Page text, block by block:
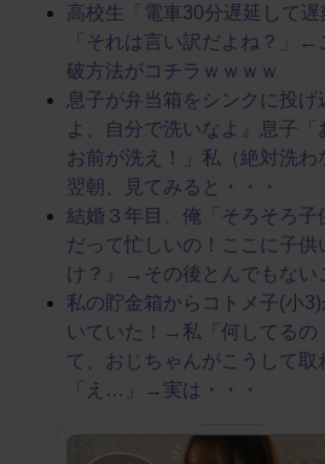
高校生「電車30分遅延して
「それは言い訳だよね？」
破方法がコチラｗｗｗｗ
息子が弁当箱をシンクに投
よ、自分で洗いなよ』息子「
お前が洗え！」私（絶対洗
翌朝、見てみると・・・
結婚３年目、俺「そろそろ
だって忙しいの！ここに子
け？』→その後とんでもない
私の貯金箱からコトメ子(小
いていた！→私「何してるの
て、おじちゃんがこうして取
「え…」→実は・・・